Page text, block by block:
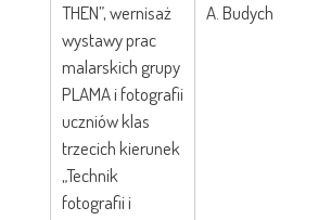
THEN”, wernisaż
wystawy prac
malarskich grupy
PLAMA i fotografii
uczniów klas
trzecich kierunek
„Technik
fotografii i
A. Budych